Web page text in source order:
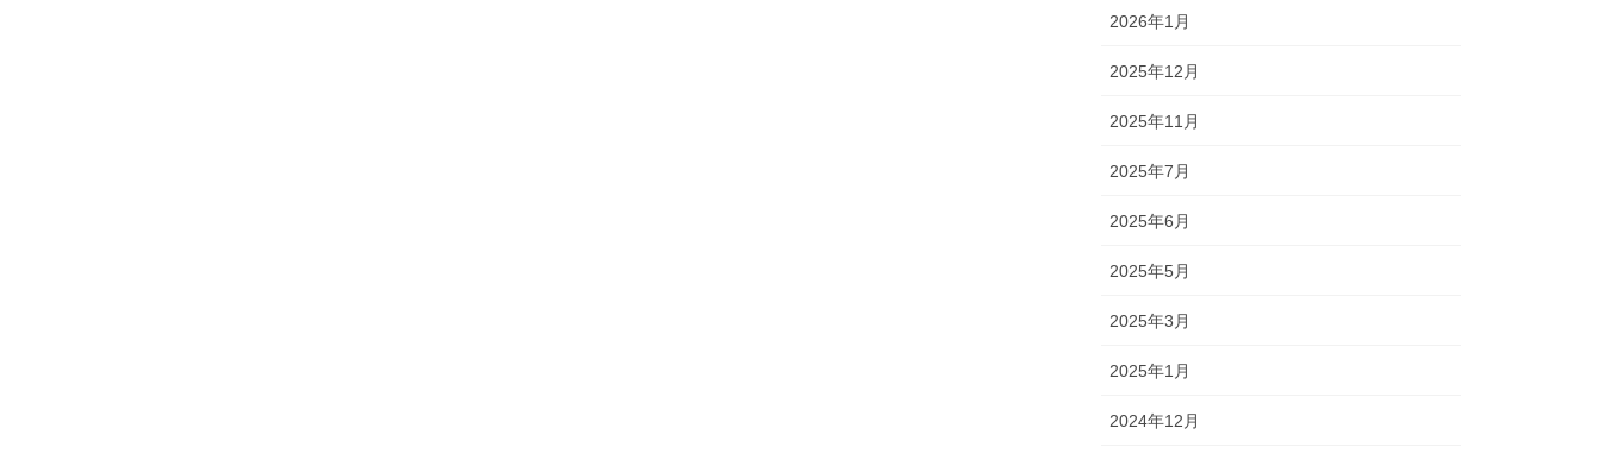
2026年1月
2025年12月
2025年11月
2025年7月
2025年6月
2025年5月
2025年3月
2025年1月
2024年12月